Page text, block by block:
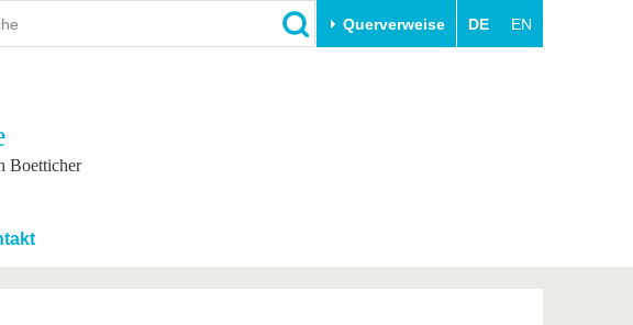
Querverweise DE EN
Innovative Transferprojekte
BTU & Region erleben
Boetticher